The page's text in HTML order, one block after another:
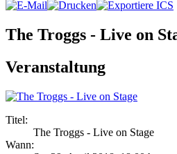
The Troggs - Live on
Veranstaltung
Titel:
The Troggs - Live on Stage
Wann: